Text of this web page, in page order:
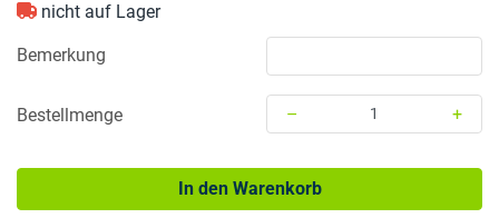
nicht auf Lager
Bemerkung
Bestellmenge –
+
In den Warenkorb